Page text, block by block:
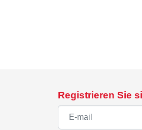
Registrieren Sie